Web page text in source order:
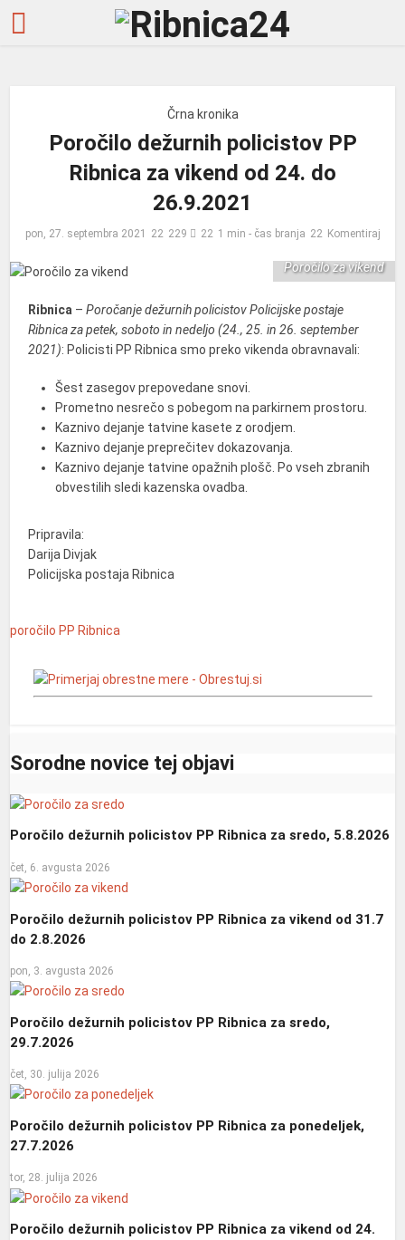
Črna kronika
Poročilo dežurnih policistov PP
Ribnica za vikend od 24. do
26.9.2021
pon, 27. septembra 2021 229 1 min - čas branja Komentiraj
Poročilo za vikend
Ribnica –Poročanje dežurnih policistov Policijske postaje
Ribnica za petek, soboto in nedeljo (24., 25. in 26. september
2021): Policisti PP Ribnica smo preko vikenda obravnavali:
Šest zasegov prepovedane snovi.
Prometno nesrečo s pobegom na parkirnem prostoru.
Kaznivo dejanje tatvine kasete z orodjem.
Kaznivo dejanje preprečitev dokazovanja.
Kaznivo dejanje tatvine opažnih plošč. Po vseh zbranih
obvestilih sledi kazenska ovadba.
Pripravila:
Darija Divjak
Policijska postaja Ribnica
poročilo PP Ribnica
Sorodne novice tej objavi
Poročilo dežurnih policistov PP Ribnica za sredo, 5.8.2026
čet, 6. avgusta 2026
Poročilo dežurnih policistov PP Ribnica za vikend od 31.7
do 2.8.2026
pon, 3. avgusta 2026
Poročilo dežurnih policistov PP Ribnica za sredo,
29.7.2026
čet, 30. julija 2026
Poročilo dežurnih policistov PP Ribnica za ponedeljek,
27.7.2026
tor, 28. julija 2026
Poročilo dežurnih policistov PP Ribnica za vikend od 24.